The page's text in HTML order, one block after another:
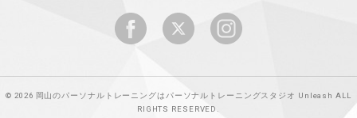
© 2026 岡山のパーソナルトレーニングはパーソナルトレーニングスタジオ Unleash ALL
RIGHTS RESERVED.